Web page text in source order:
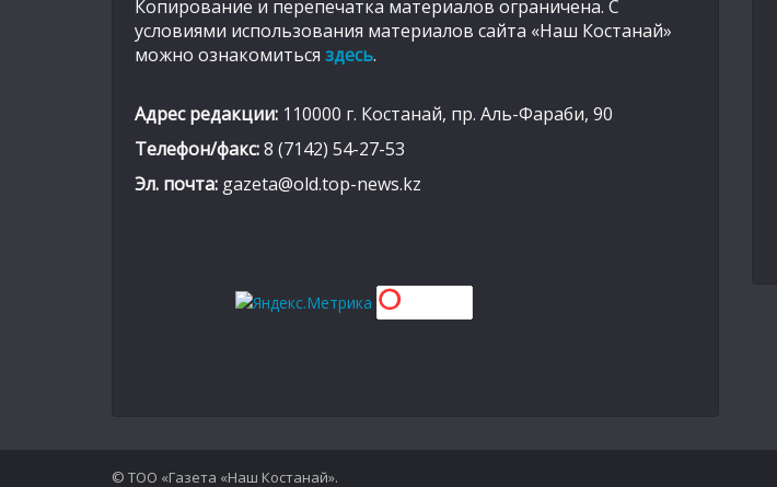
Копирование и перепечатка материалов ограничена. С
условиями использования материалов сайта «Наш Костанай»
можно ознакомиться здесь.
Адрес редакции: 110000 г. Костанай, пр. Аль-Фараби, 90
Телефон/факс:8 (7142) 54-27-53
Эл. почта: gazeta@old.top-news.kz
© ТОО «Газета «Наш Костанай».